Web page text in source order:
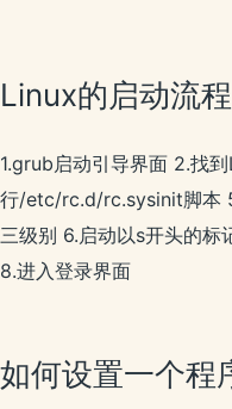
Linux的启动流程
1.grub启动引导界面 2.找
行/etc/rc.d/rc.sysinit脚本
三级别 6.启动以s开头的
8.进入登录界面
如何设置一个程